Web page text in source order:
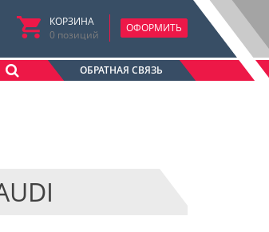
КОРЗИНА
0 позиций
ОФОРМИТЬ
ОБРАТНАЯ СВЯЗЬ